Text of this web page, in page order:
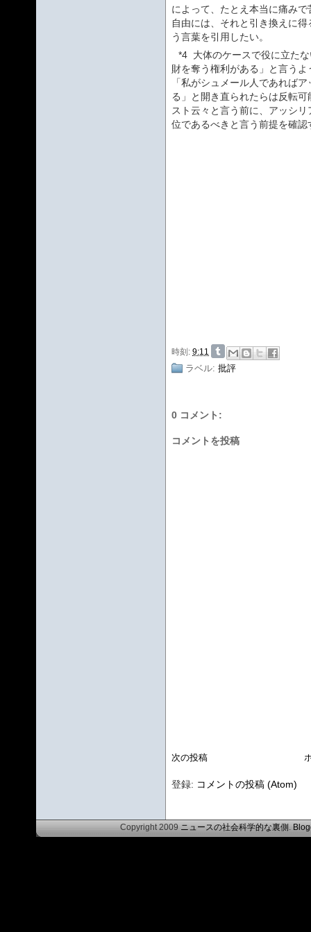
によって、たとえ本当に痛み
自由には、それと引き換えに
う言葉を引用したい。
*4 大体のケースで役に立た
財を奪う権利がある」と言う
「私がシュメール人であれば
る」と開き直られたらは反転
スト云々と言う前に、アッシ
位であるべきと言う前提を確
時刻: 9:11
ラベル: 批評
0 コメント:
コメントを投稿
次の投稿
登録: コメントの投稿 (Atom)
Copyright 2009 ニュースの社会科学的な裏側.